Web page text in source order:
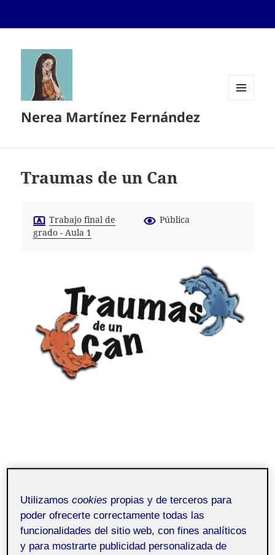
Nerea Martínez Fernández
Traumas de un Can
Trabajo final de
grado - Aula 1
Pública
Utilizamoscookies propias y de terceros para
poder ofrecerte correctamente todas las
funcionalidades del sitio web, con fines analíticos
y para mostrarte publicidad personalizada de